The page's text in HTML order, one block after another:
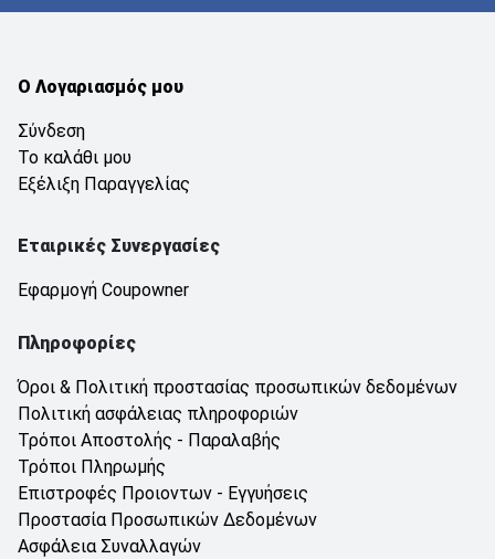
Ο Λογαριασμός μου
Σύνδεση
Το καλάθι μου
Εξέλιξη Παραγγελίας
Εταιρικές Συνεργασίες
Εφαρμογή Coupowner
Πληροφορίες
Όροι & Πολιτική προστασίας προσωπικών δεδομένων
Πολιτική ασφάλειας πληροφοριών
Τρόποι Αποστολής - Παραλαβής
Τρόποι Πληρωμής
Επιστροφές Προιοντων - Εγγυήσεις
Προστασία Προσωπικών Δεδομένων
Ασφάλεια Συναλλαγών